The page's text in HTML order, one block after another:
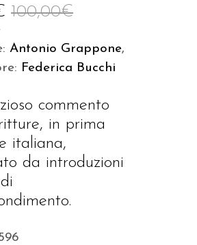
100,00€
Antonio Grappone,
Federica Bucchi
commento
in prima
italiana,
da introduzioni